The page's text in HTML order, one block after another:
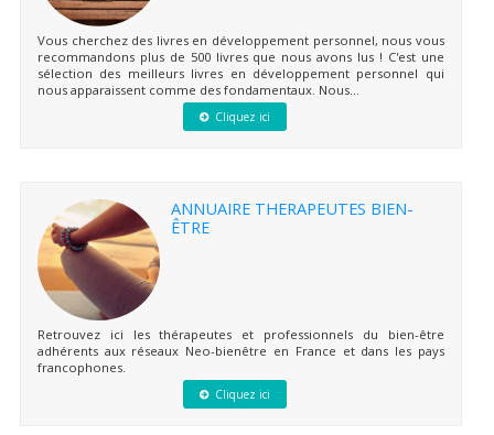
Vous cherchez des livres en développement personnel, nous vous
recommandons plus de 500 livres que nous avons lus ! C'est une
sélection des meilleurs livres en développement personnel qui
nous apparaissent comme des fondamentaux. Nous...
Cliquez ici
ANNUAIRE THERAPEUTES BIEN-
ÊTRE
Retrouvez ici les thérapeutes et professionnels du bien-être
adhérents aux réseaux Neo-bienêtre en France et dans les pays
francophones.
Cliquez ici